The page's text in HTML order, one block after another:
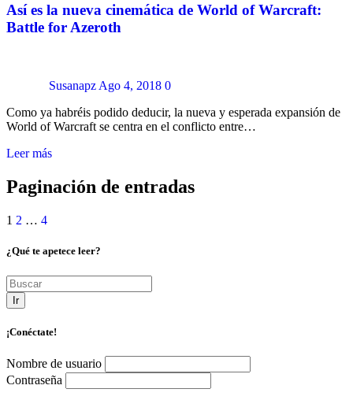
Así es la nueva cinemática de World of Warcraft:
Battle for Azeroth
Susanapz Ago 4, 2018 0
Como ya habréis podido deducir, la nueva y esperada expansión de
World of Warcraft se centra en el conflicto entre…
Leer más
Paginación de entradas
1 2 … 4
¿Qué te apetece leer?
Ir
¡Conéctate!
Nombre de usuario
Contraseña